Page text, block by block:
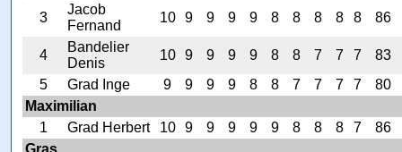
3
Jacob
Fernand
10 9 9 9 9 8 8 8 8 8 86
4
Bandelier
Denis
10 9 9 9 9 8 8 7 7 7
83
5
Grad Inge 9 9 9 9 8 8 7 7 7 7
80
Maximilian
1
Grad Herbert 10 9 9 9 9 9 8 8 8 7
86
Gras